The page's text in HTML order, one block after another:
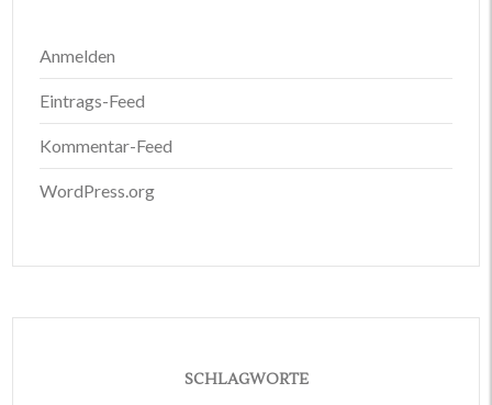
Anmelden
Eintrags-Feed
Kommentar-Feed
WordPress.org
SCHLAGWORTE